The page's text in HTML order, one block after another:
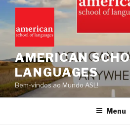
Skip
content
AMERICAN
LANGUAGES
Bem-vindos ao Mundo ASL!
Menu